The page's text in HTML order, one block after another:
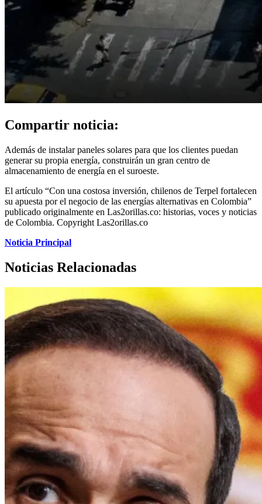
Compartir noticia:
Además de instalar paneles solares para que los clientes puedan
generar su propia energía, construirán un gran centro de
almacenamiento de energía en el suroeste.
El artículo “Con una costosa inversión, chilenos de Terpel fortalecen
su apuesta por el negocio de las energías alternativas en Colombia”
publicado originalmente en Las2orillas.co: historias, voces y noticias
de Colombia. Copyright Las2orillas.co
Noticia Principal
Noticias Relacionadas